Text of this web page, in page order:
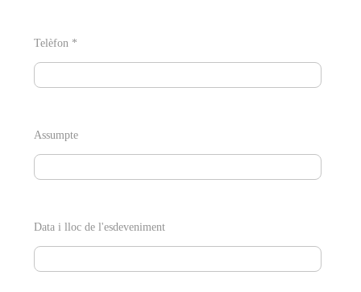
Telèfon *
Assumpte
Data i lloc de l'esdeveniment